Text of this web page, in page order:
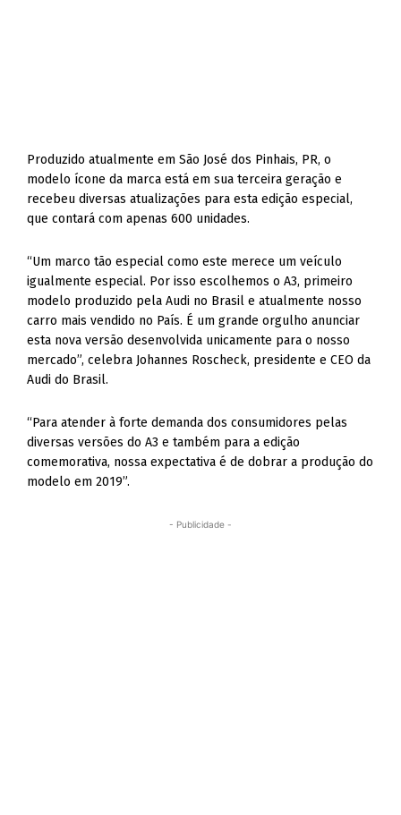
Produzido atualmente em São José dos Pinhais, PR, o
modelo ícone da marca está em sua terceira geração e
recebeu diversas atualizações para esta edição especial,
que contará com apenas 600 unidades.
“Um marco tão especial como este merece um veículo
igualmente especial. Por isso escolhemos o A3, primeiro
modelo produzido pela Audi no Brasil e atualmente nosso
carro mais vendido no País. É um grande orgulho anunciar
esta nova versão desenvolvida unicamente para o nosso
mercado”, celebra Johannes Roscheck, presidente e CEO da
Audi do Brasil.
“Para atender à forte demanda dos consumidores pelas
diversas versões do A3 e também para a edição
comemorativa, nossa expectativa é de dobrar a produção do
modelo em 2019”.
- Publicidade -